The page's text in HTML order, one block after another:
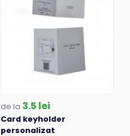
de la 3.5 lei
Card keyholder
personalizat